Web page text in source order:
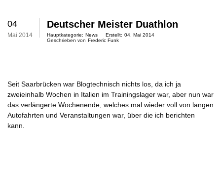
04
Mai 2014
Deutscher Meister Duathlon
Hauptkategorie: News Erstellt: 04. Mai 2014
Geschrieben von Frederic Funk
Seit Saarbrücken war Blogtechnisch nichts los, da ich ja
zweieinhalb Wochen in Italien im Trainingslager war, aber nun war
das verlängerte Wochenende, welches mal wieder voll von langen
Autofahrten und Veranstaltungen war, über die ich berichten
kann.